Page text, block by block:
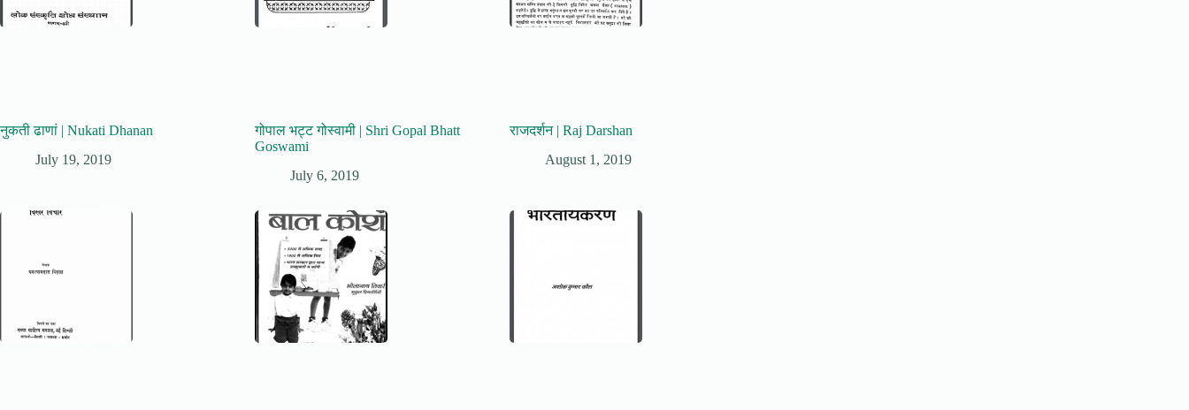
नुकती ढाणां | Nukati Dhanan
July 19, 2019
गोपाल भट्ट गोस्वामी | Shri Gopal Bhatt
Goswami
July 6, 2019
राजदर्शन | Raj Darshan
August 1, 2019